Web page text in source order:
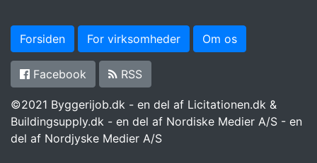
Forsiden For virksomheder Om os
Facebook RSS
©2021 Byggerijob.dk - en del af Licitationen.dk &
Buildingsupply.dk - en del af Nordiske Medier A/S - en
del af Nordjyske Medier A/S